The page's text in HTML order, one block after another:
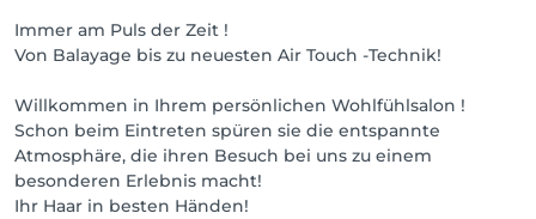
Immer am Puls der Zeit !
Von Balayage bis zu neuesten Air Touch -Technik!
Willkommen in Ihrem persönlichen Wohlfühlsalon !
Schon beim Eintreten spüren sie die entspannte
Atmosphäre, die ihren Besuch bei uns zu einem
besonderen Erlebnis macht!
Ihr Haar in besten Händen!